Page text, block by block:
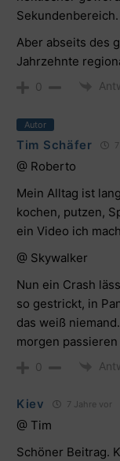
Sekundenbereich.
Aber abseits des
Jahrzehnte
0
Autor
Tim Schäfer
@ Roberto
Mein Alltag ist
kochen, putzen,
ein Video ich
@ Skywalker
Nun ein Crash
so gestrickt, in
das weiß
morgen
0
Kiev 7 Jahre vor
@ Tim
Schöner Beitrag.